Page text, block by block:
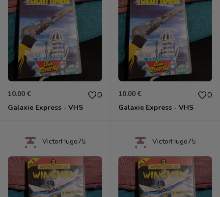
10.00 € 0
Galaxie Express - VHS
10.00 € 0
Galaxie Express - VHS
VictorHugo75 VictorHugo75